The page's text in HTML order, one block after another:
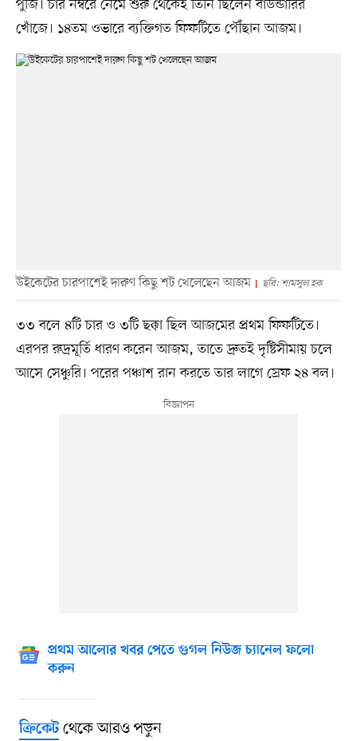
পুঁজি। চার নম্বরে নেমে শুরু থেকেই তিনি ছিলেন বাউন্ডারির
খোঁজে। ১৪তম ওভারে ব্যক্তিগত ফিফটিতে পৌঁছান আজম।
উইকেটের চারপাশেই দারুণ কিছু শট খেলেছেন আজম ছবি: শামসুল হক
৩৩ বলে ৪টি চার ও ৩টি ছক্কা ছিল আজমের প্রথম ফিফটিতে।
এরপর রুদ্রমূর্তি ধারণ করেন আজম, তাতে দ্রুতই দৃষ্টিসীমায় চলে
আসে সেঞ্চুরি। পরের পঞ্চাশ রান করতে তার লাগে স্রেফ ২৪ বল।
প্রথম আলোর খবর পেতে গুগল নিউজ চ্যানেল ফলো
করুন
ক্রিকেটথেকে আরও পড়ুন